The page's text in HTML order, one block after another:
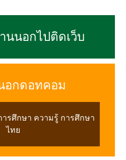
นนอกไปติดเว็บ
อกดอทคอม
ารศึกษา ความรู้ การศึกษา
ไทย